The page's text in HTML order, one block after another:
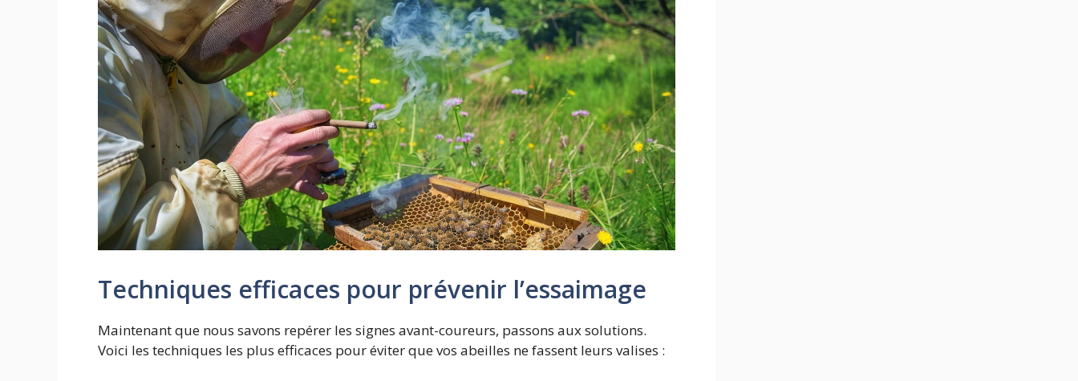
Techniques efficaces pour prévenir l’essaimage
Maintenant que nous savons repérer les signes avant-coureurs, passons aux solutions.
Voici les techniques les plus efficaces pour éviter que vos abeilles ne fassent leurs valises :